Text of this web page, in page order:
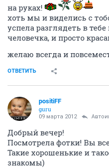
на руках!
хоть мы и виделись с
успела разглядеть в
человечка, и просто
желаю всегда и
ОТВЕТИТЬ
positiFF
guru
09 марта 2012
Добрый вечер!
Посмотрела фотки! Вы
Такие хорошенькие и
знакомы)